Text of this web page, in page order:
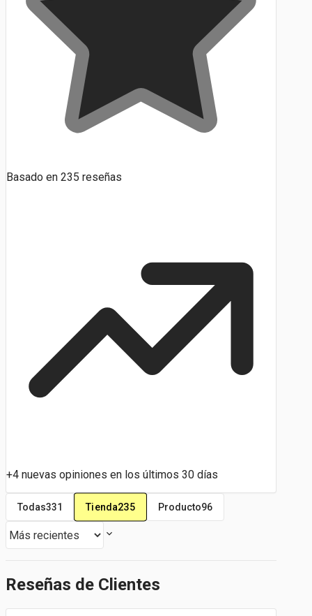
Basado en 235 reseñas
+4 nuevas opiniones en los últimos 30 días
Todas331 Tienda235 Producto96
Reseñas de Clientes